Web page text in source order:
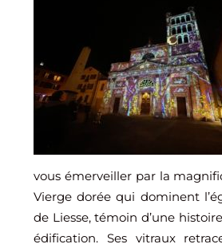
vous émerveiller par la
Vierge dorée qui dominent
de Liesse, témoin d’une
édification. Ses vitraux